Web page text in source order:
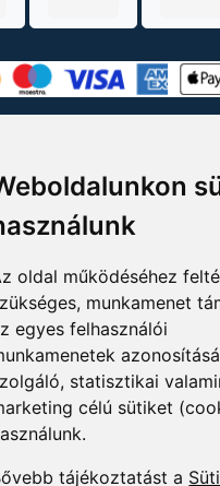
oldal működéséhez
munkamenet
egyes felhasználói
statisztikai
célú sütiket
tájékoztatást a Süti
+36 1 880 7600
info@mprx.hu
ÁSZF Impresszum